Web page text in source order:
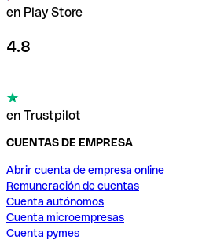
en Play Store
4.8
en Trustpilot
CUENTAS DE EMPRESA
Abrir cuenta de empresa online
Remuneración de cuentas
Cuenta autónomos
Cuenta microempresas
Cuenta pymes